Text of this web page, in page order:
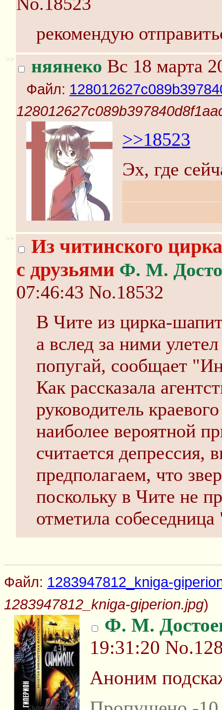
рекомендую
>> няянеко Вс 18 марта
Файл:
>>18523
Эх, где
>>
Из читинского
с друзьями Ф. М.
07:46:43 No.18532
В Чите из цирка-
а вслед за ними
попугай, сообщает
Как рассказала
руководитель
наиболее вероятной
считается
предполагаем, что
поскольку в Чите не
отметила
Файл: 1283947812_kniga-
1283947812_kniga-giperion.jpg)
Ф. М.
19:31:20
Аноним